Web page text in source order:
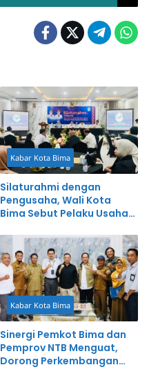
Kabar Kota Bima
Silaturahmi dengan
Pengusaha, Wali Kota
Bima Sebut Pelaku Usaha
Kabar Kota Bima
Sinergi Pemkot Bima dan
Pemprov NTB Menguat,
Dorong Perkembangan